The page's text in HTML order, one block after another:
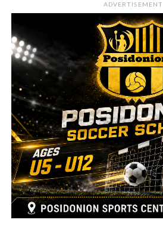
ADVERTISEMENT